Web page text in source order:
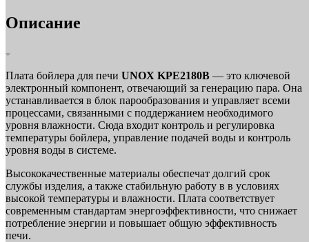
Описание
Плата бойлера для печи UNOX KPE2180B — это ключевой
электронный компонент, отвечающий за генерацию пара. Она
устанавливается в блок парообразования и управляет всеми
процессами, связанными с поддержанием необходимого
уровня влажности. Сюда входит контроль и регулировка
температуры бойлера, управление подачей воды и контроль
уровня воды в системе.
Высококачественные материалы обеспечат долгий срок
службы изделия, а также стабильную работу в в условиях
высокой температуры и влажности. Плата соответствует
современным стандартам энергоэффективности, что снижает
потребление энергии и повышает общую эффективность
печи.